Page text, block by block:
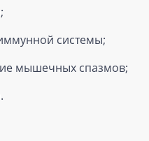
системы;
мышечных спазмов;